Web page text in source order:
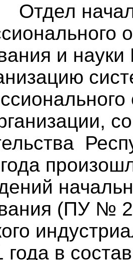
Отдел
и
(ПУ №
года в